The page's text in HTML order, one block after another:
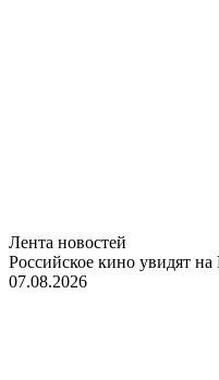
Лента новостей
Российское кино увидят
07.08.2026